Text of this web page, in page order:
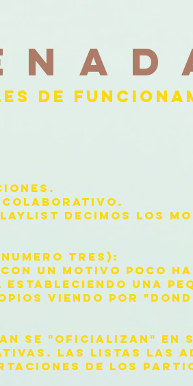
DE
DECIMOS LOS
TRES):
UN MOTIVO POCO
UNA
VIENDO POR
SE "OFICIALIZAN" EN
LAS LISTAS LAS
DE LOS